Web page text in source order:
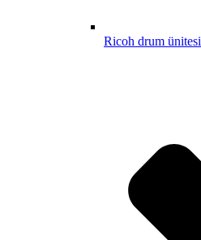
Ricoh drum ünitesi